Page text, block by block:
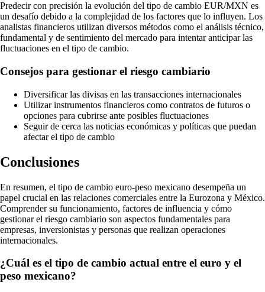
Predecir con precisión la evolución del tipo de cambio EUR/MXN es
un desafío debido a la complejidad de los factores que lo influyen. Los
analistas financieros utilizan diversos métodos como el análisis técnico,
fundamental y de sentimiento del mercado para intentar anticipar las
fluctuaciones en el tipo de cambio.
Consejos para gestionar el riesgo cambiario
Diversificar las divisas en las transacciones internacionales
Utilizar instrumentos financieros como contratos de futuros o
opciones para cubrirse ante posibles fluctuaciones
Seguir de cerca las noticias económicas y políticas que puedan
afectar el tipo de cambio
Conclusiones
En resumen, el tipo de cambio euro-peso mexicano desempeña un
papel crucial en las relaciones comerciales entre la Eurozona y México.
Comprender su funcionamiento, factores de influencia y cómo
gestionar el riesgo cambiario son aspectos fundamentales para
empresas, inversionistas y personas que realizan operaciones
internacionales.
¿Cuál es el tipo de cambio actual entre el euro y el
peso mexicano?